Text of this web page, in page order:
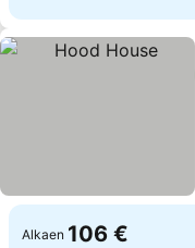
Alkaen 106 €